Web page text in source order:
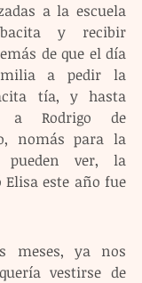
a la escuela
y recibir
de que el día
a pedir la
tía, y hasta
a Rodrigo de
nomás para la
ver, la
este año fue
meses, ya nos
vestirse de